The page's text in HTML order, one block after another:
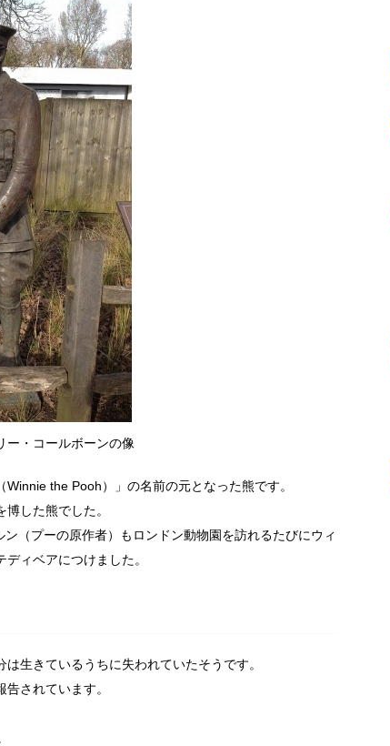
ー・コールボーンの像
the Pooh）」の名前の元となった熊です。
した熊でした。
（プーの原作者）もロンドン動物園を訪れるたびにウィ
ィベアにつけました。
生きているうちに失われていたそうです。
されています。